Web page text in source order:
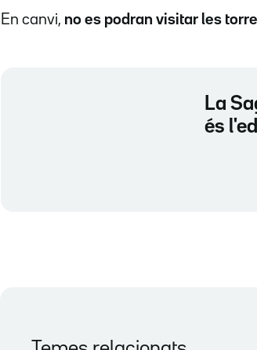
En canvi, no es podran visitar les
La
és